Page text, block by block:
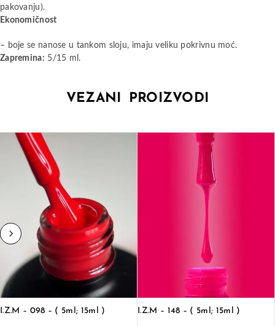
pakovanju).
Ekonomičnost
– boje se nanose u tankom sloju, imaju veliku pokrivnu moć.
Zapremina: 5/15 ml.
VEZANI PROIZVODI
I.Z.M – 098 – ( 5ml; 15ml ) I.Z.M – 148 – ( 5ml; 15ml )